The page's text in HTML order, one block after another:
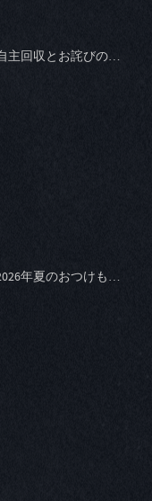
「野沢菜ズッキーニ」自主回収とお詫びのお知らせ
【お漬物がお得な日】2026年夏のおつけものデー開催